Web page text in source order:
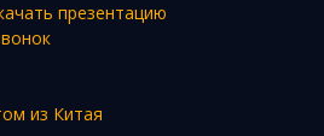
презентацию
из Китая